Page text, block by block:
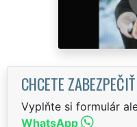
CHCETE
Vyplňte si formulár
WhatsApp